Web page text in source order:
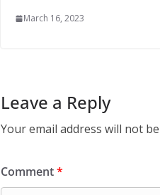
March 16, 2023
Leave a Reply
Your email address will not
Comment*